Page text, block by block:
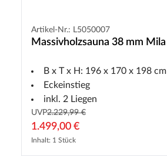
Artikel-Nr.: L5050007
Massivholzsauna 38 mm Mila
B x T x H: 196 x 170 x 198 cm
Eckeinstieg
inkl. 2 Liegen
UVP2.229,99 €
1.499,00 €
Inhalt: 1 Stück